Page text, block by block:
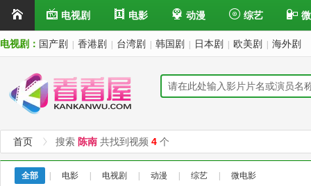
电视剧 电影 动漫 综艺
电视剧： 国产剧 香港剧 台湾剧 韩国剧 日本剧 欧美剧 海外剧
首页 搜索 陈南 共找到视频 4 个
全部 电影 电视剧 动漫 综艺 微电影